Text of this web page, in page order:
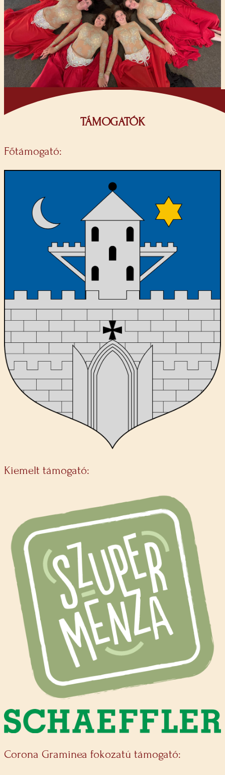
TÁMOGATÓK
Főtámogató:
Kiemelt támogató:
Corona Graminea fokozatú támogató: